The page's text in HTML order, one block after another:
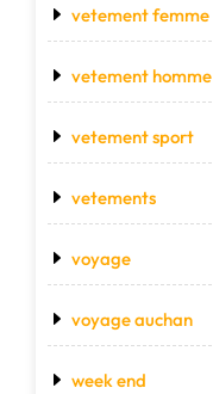
vetement femme
vetement homme
vetement sport
vetements
voyage
voyage auchan
week end